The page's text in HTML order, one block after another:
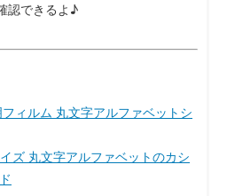
認できるよ♪
ィルム 丸文字アルファベットシ
ズ 丸文字アルファベットのカシ